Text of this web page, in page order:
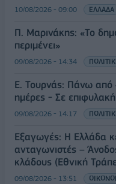
10/08/2026 - 09:00 ΕΛΛΑΔΑ
Π. Μαρινάκης: «Το
περιμένει»
09/08/2026 - 14:34
Ε. Τουρνάς: Πάνω από
ημέρες - Σε
09/08/2026 - 14:17
Εξαγωγές: Η Ελλάδα
ανταγωνιστές –
κλάδους (Εθνική
09/08/2026 - 13:51